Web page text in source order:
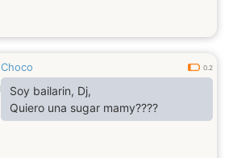
Choco 0.2
Soy bailarin, Dj,
Quiero una sugar mamy????